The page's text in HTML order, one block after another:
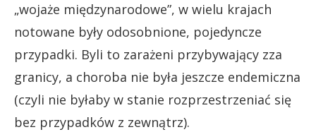
„wojaże międzynarodowe”, w wielu krajach
notowane były odosobnione, pojedyncze
przypadki. Byli to zarażeni przybywający zza
granicy, a choroba nie była jeszcze endemiczna
(czyli nie byłaby w stanie rozprzestrzeniać się
bez przypadków z zewnątrz).